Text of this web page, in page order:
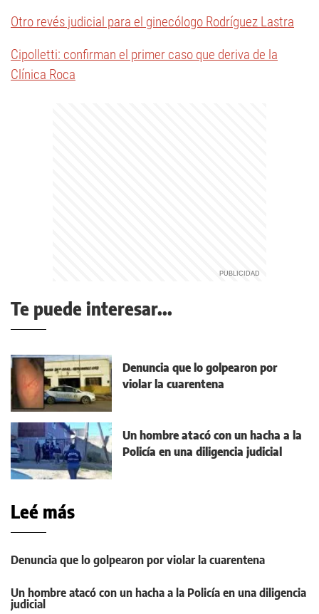
Otro revés judicial para el ginecólogo Rodríguez Lastra
Cipolletti: confirman el primer caso que deriva de la
Clínica Roca
Te puede interesar...
Denuncia que lo golpearon por
violar la cuarentena
Un hombre atacó con un hacha a la
Policía en una diligencia judicial
Leé más
Denuncia que lo golpearon por violar la cuarentena
Un hombre atacó con un hacha a la Policía en una diligencia
judicial